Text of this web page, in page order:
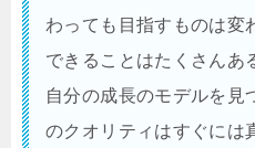
わっても目指すものは変
できることはたくさんあ
自分の成長のモデルを見
のクオリティはすぐには